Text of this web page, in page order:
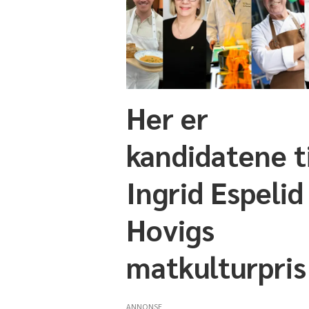
Her er
kandidatene
Ingrid Espelid
Hovigs
matkulturpris